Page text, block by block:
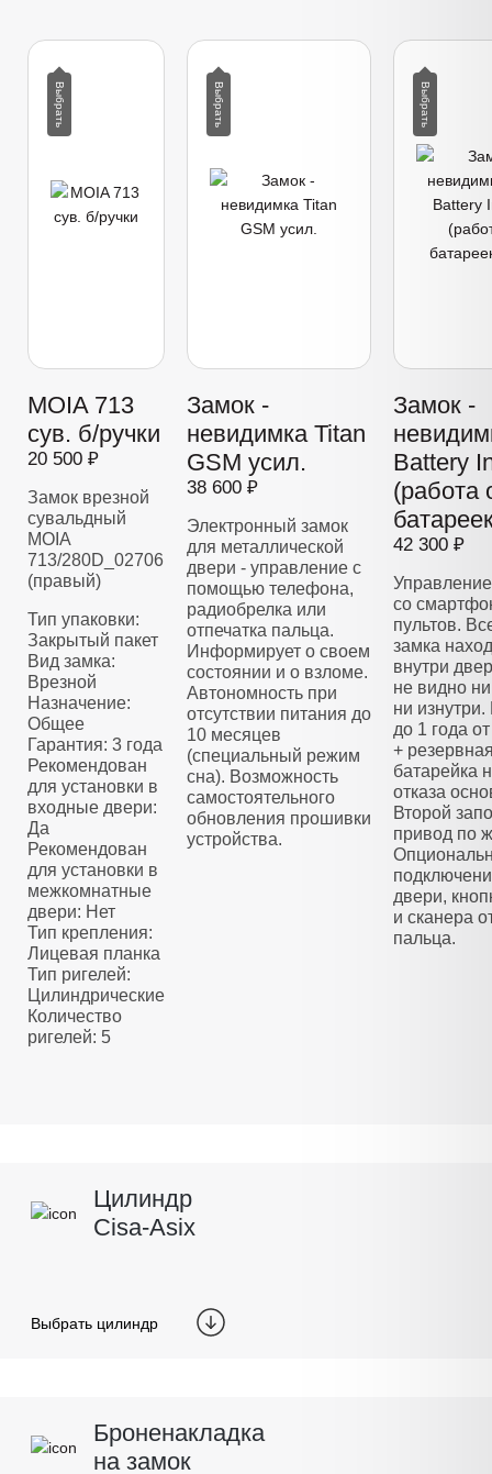
MOIA 713
сув. б/ручки
20 500 ₽
Замок врезной
сувальдный
MOIA
713/280D_02706
(правый)
Тип упаковки:
Закрытый пакет
Вид замка:
Врезной
Назначение:
Общее
Гарантия: 3 года
Рекомендован
для установки в
входные двери:
Да
Рекомендован
для установки в
межкомнатные
двери: Нет
Тип крепления:
Лицевая планка
Тип ригелей:
Цилиндрические
Количество
ригелей: 5
Замок -
невидимка Titan
GSM усил.
38 600 ₽
Электронный замок
для металлической
двери - управление с
помощью телефона,
радиобрелка или
отпечатка пальца.
Информирует о своем
состоянии и о взломе.
Автономность при
отсутствии питания до
10 месяцев
(специальный режим
сна). Возможность
самостоятельного
обновления прошивки
устройства.
Замок -
Battery
(работа
42 300 ₽
со
пультов.
замка
внутри
не видно
ни изнутри.
до 1 года
+
батарейка
отказа
Второй
привод по
двери,
и сканера
пальца.
Цилиндр
Cisa-Asix
Выбрать цилиндр
Броненакладка
на замок